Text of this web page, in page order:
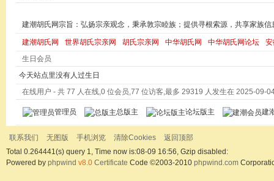
建潮胡氏网宗旨：弘扬宗亲观念，秉承敦宗睦族；提供寻根索源，共享家族信
建潮胡氏网 世界胡氏宗亲网 胡氏宗亲网 中华胡氏网 中华胡氏网论坛
生日会员
今天站点里没有人过生日
在线用户 - 共 77 人在线,0 位会员,77 位访客,最多 29319 人发生在 2025-09-
管理员 总版主 论坛版主 建
联系我们 无图版 手机浏览 清除Cookies
返回顶部
Total 0.264441(s) query 1, Time now is:08-09 16:56, Gzip disabled:
Powered by phpwind v8.0 Certificate Code ©2003-2010 phpwind.com